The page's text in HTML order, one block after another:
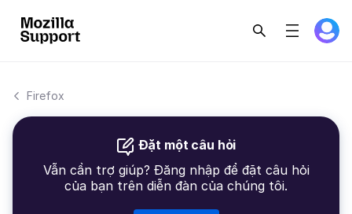
Firefox
Đặt một câu hỏi
Vẫn cần trợ giúp? Đăng nhập để đặt câu hỏi
của bạn trên diễn đàn của chúng tôi.